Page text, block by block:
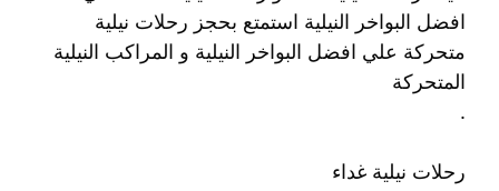
افضل البواخر النيلية استمتع بحجز رحلات نيلية
متحركة علي افضل البواخر النيلية و المراكب النيلية
المتحركة
.
رحلات نيلية غداء